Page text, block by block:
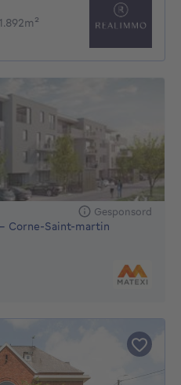
Gesponsord
Corne-Saint-martin